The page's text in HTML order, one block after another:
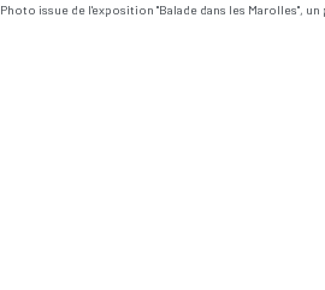
Photo issue de l'exposition "Balade dans les Marolles",